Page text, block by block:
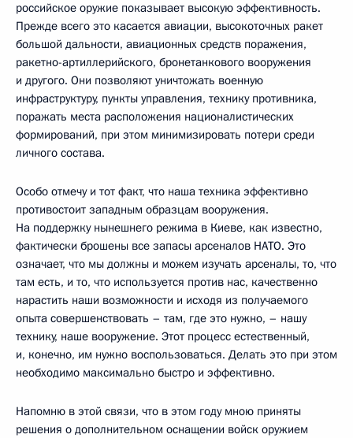
российское оружие показывает высокую эффективность.
Прежде всего это касается авиации, высокоточных ракет
большой дальности, авиационных средств поражения,
ракетно-артиллерийского, бронетанкового вооружения
и другого. Они позволяют уничтожать военную
инфраструктуру, пункты управления, технику противника,
поражать места расположения националистических
формирований, при этом минимизировать потери среди
личного состава.
Особо отмечу и тот факт, что наша техника эффективно
противостоит западным образцам вооружения.
На поддержку нынешнего режима в Киеве, как известно,
фактически брошены все запасы арсеналов НАТО. Это
означает, что мы должны и можем изучать арсеналы, то, что
там есть, и то, что используется против нас, качественно
нарастить наши возможности и исходя из получаемого
опыта совершенствовать – там, где это нужно, – нашу
технику, наше вооружение. Этот процесс естественный,
и, конечно, им нужно воспользоваться. Делать это при этом
необходимо максимально быстро и эффективно.
Напомню в этой связи, что в этом году мною приняты
решения о дополнительном оснащении войск оружием